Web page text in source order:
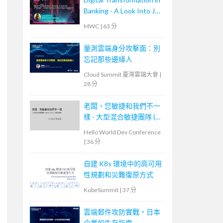
Banking - A Look Into JP
Morgan’s Cloud Journey
Experience
MWC | 63 分
量測雲端身分攻擊面：別
忘記那些邊緣人
Cloud Summit 臺灣雲端大會 |
28 分
老闆，您敏捷和我們不一
樣 - 大型混合敏捷團隊 (
驗
Hello World Dev Conference
| 36 分
自建 K8s 環境中的高可用
性規劃和災難復原方式
KubeSummit | 37 分
雲端郵件攻防實戰，日本